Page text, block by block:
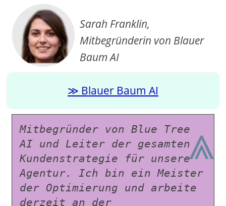
Sarah Franklin,
Mitbegründerin von Blauer
Baum AI
Blauer Baum AI
Mitbegründer von Blue Tree
AI und Leiter der gesamten
Kundenstrategie für unsere
Agentur. Ich bin ein Meister
der Optimierung und arbeite
derzeit an der
⩓